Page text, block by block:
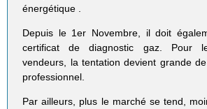
énergétique .
Depuis le 1er Novembre, il doit
certificat de diagnostic gaz. Pour
vendeurs, la tentation devient grande
professionnel.
Par ailleurs, plus le marché se tend,